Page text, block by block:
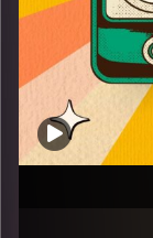
(התוך פסטיגל